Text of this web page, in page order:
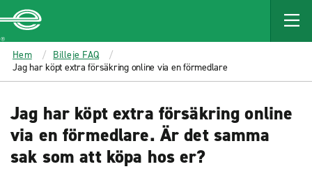
MAIN
CONTENT
Enterprise
Hem
Billeje FAQ
Jag har köpt extra försäkring online via en förmedlare
Jag har köpt extra försäkring online
via en förmedlare. Är det samma
sak som att köpa hos er?